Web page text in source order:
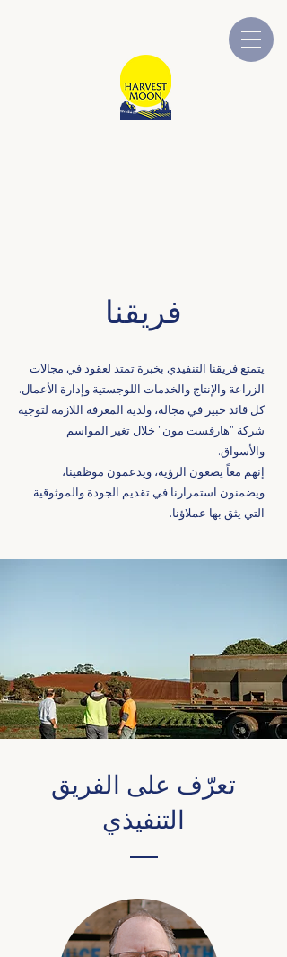
فريقنا
يتمتع فريقنا التنفيذي بخبرة تمتد لعقود في مجالات
الزراعة والإنتاج والخدمات اللوجستية وإدارة الأعمال.
كل قائد خبير في مجاله، ولديه المعرفة اللازمة لتوجيه
شركة "هارفست مون" خلال تغير المواسم
والأسواق.
إنهم معاً يضعون الرؤية، ويدعمون موظفينا،
ويضمنون استمرارنا في تقديم الجودة والموثوقية
التي يثق بها عملاؤنا.
تعرّف على الفريق
التنفيذي